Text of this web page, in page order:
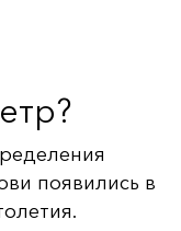
появились в